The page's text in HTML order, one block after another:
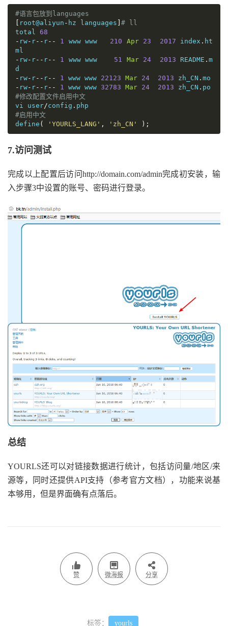
#语言包放到languages
root@aliyun - hz languages # ll
total 68
- rw- r-- r-- 1 www www 210 Apr 23 2017 index . ht
- rw- r-- r-- 1 www www 51 Mar 24 2013 README .m
- rw- r-- r-- 1 www www 22123 Mar 24 2013 zh_CN .
- rw- r-- r-- 1 www www 32783 Mar 24 2013 zh_CN .
#修改配置文件启用中文
vi user/config .
#启用中文
define ( 'YOURLS_LANG' , 'zh_CN' );
7.访问测试
完成以上配置后访问http://domain.com/admin完成初安装，输
入步骤3中设置的账号、密码进行登录。
总结
YOURLS还可以对链接数据进行统计，包括访问量/地区/来
源等，同时还提供API支持（参考官方文档），功能来说基
本够用，但是界面确有点落后。
赞 微海报 分享
标签： yourls